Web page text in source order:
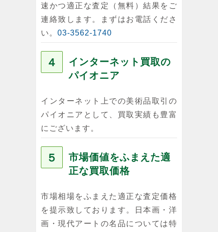
速かつ適正な査定（無料）結果をご
連絡致します。まずはお電話くださ
い。 03-3562-1740
４
インターネット買取の
パイオニア
インターネット上での美術品取引の
パイオニアとして、買取実績も豊富
にございます。
５
市場価値をふまえた適
正な買取価格
市場相場をふまえた適正な査定価格
を提示致しております。日本画・洋
画・現代アートの名品については特